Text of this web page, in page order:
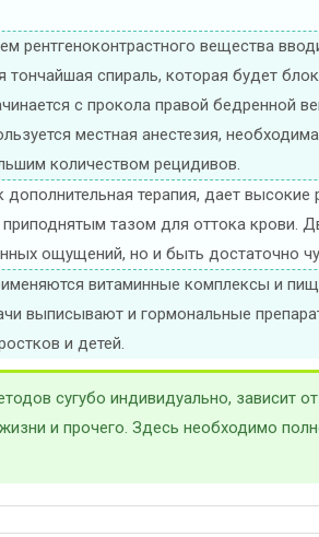
рентгеноконтрастного вещества
тончайшая спираль, которая будет
с прокола правой бедренной
местная анестезия,
количеством рецидивов.
терапия, дает высокие
тазом для оттока крови.
ощущений, но и быть достаточно
витаминные комплексы и
выписывают и гормональные
и детей.
сугубо индивидуально, зависит от
и прочего. Здесь необходимо